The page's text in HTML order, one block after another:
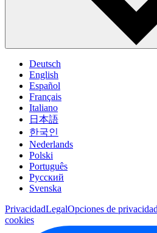
Deutsch
English
Español
Français
Italiano
日本語
한국인
Nederlands
Polski
Português
Pусский
Svenska
PrivacidadLegalOpciones de
cookies